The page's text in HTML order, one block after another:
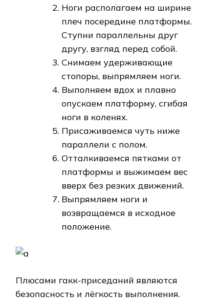
Ноги располагаем на ширине
плеч посередине платформы.
Ступни параллельны друг
другу, взгляд перед собой.
Снимаем удерживающие
стопоры, выпрямляем ноги.
Выполняем вдох и плавно
опускаем платформу, сгибая
ноги в коленях.
Присаживаемся чуть ниже
параллели с полом.
Отталкиваемся пятками от
платформы и выжимаем вес
вверх без резких движений.
Выпрямляем ноги и
возвращаемся в исходное
положение.
Плюсами гакк-приседаний являются
безопасность и лёгкость выполнения.